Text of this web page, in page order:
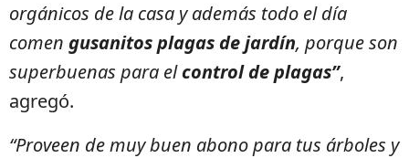
orgánicos de la casa y además todo el día
comen gusanitos plagas de jardín, porque son
superbuenas para elcontrol de plagas”,
agregó.
“Proveen de muy buen abono para tus árboles y